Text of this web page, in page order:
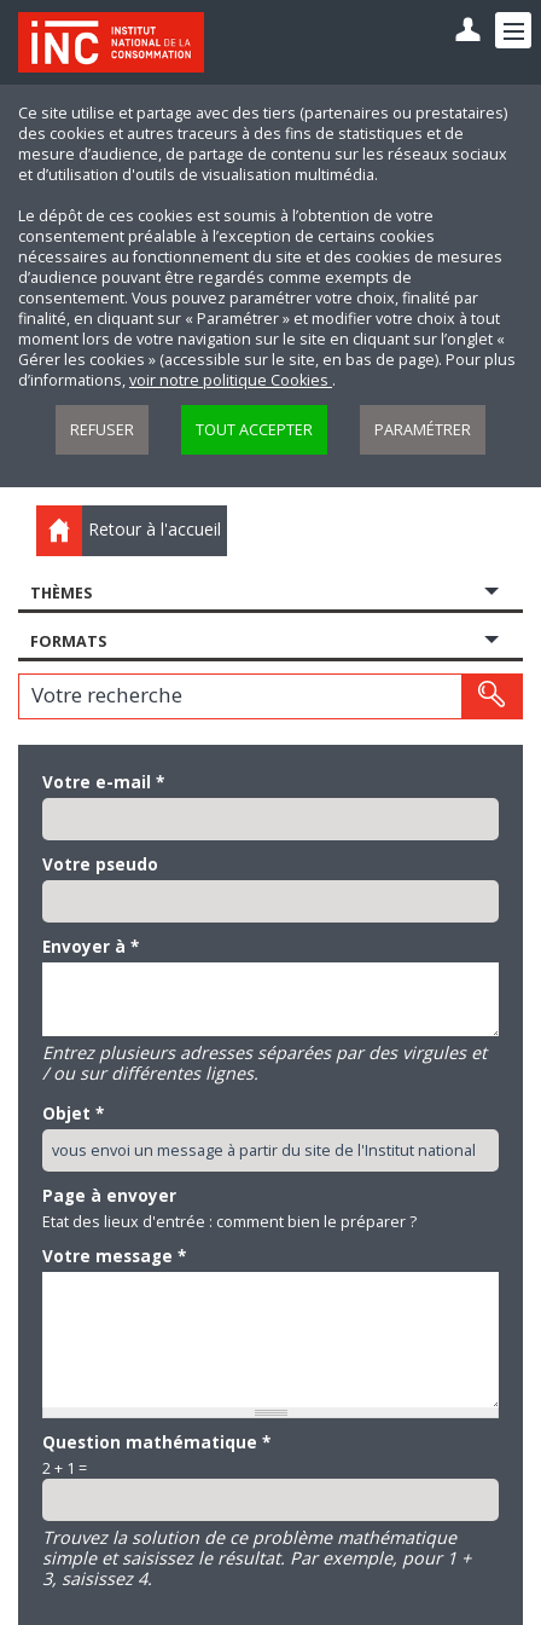
Ce site utilise et partage avec des tiers (partenaires ou prestataires)
des cookies et autres traceurs à des fins de statistiques et de
mesure d’audience, de partage de contenu sur les réseaux sociaux
et d’utilisation d'outils de visualisation multimédia.
Le dépôt de ces cookies est soumis à l’obtention de votre
consentement préalable à l’exception de certains cookies
nécessaires au fonctionnement du site et des cookies de mesures
d’audience pouvant être regardés comme exempts de
consentement. Vous pouvez paramétrer votre choix, finalité par
finalité, en cliquant sur « Paramétrer » et modifier votre choix à tout
moment lors de votre navigation sur le site en cliquant sur l’onglet «
Gérer les cookies » (accessible sur le site, en bas de page). Pour plus
d’informations,voir notre politique Cookies .
REFUSER TOUT ACCEPTER PARAMÉTRER
Retour à l'accueil
THÈMES
FORMATS
Votre recherche
Votre e-mail *
Votre pseudo
Envoyer à *
Entrez plusieurs adresses séparées par des virgules et
/ ou sur différentes lignes.
Objet *
Page à envoyer
Etat des lieux d'entrée : comment bien le préparer ?
Votre message *
Question mathématique *
2 + 1 =
Trouvez la solution de ce problème mathématique
simple et saisissez le résultat. Par exemple, pour 1 +
3, saisissez 4.